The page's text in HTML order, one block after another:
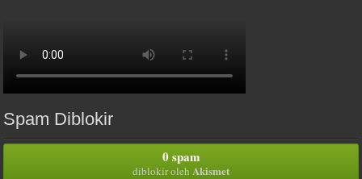
Spam Diblokir
0 spam
diblokir oleh Akismet